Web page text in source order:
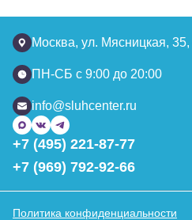
Москва, ул. Мясницкая, 35,
ПН-СБ с 9:00 до 20:00
info@sluhcenter.ru
+7 (495) 221-87-77
+7 (969) 792-92-66
Политика конфиденциальности